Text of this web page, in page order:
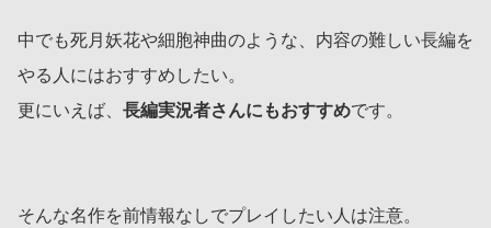
中でも死月妖花や細胞神曲のような、内容の難しい長編を
やる人にはおすすめしたい。
更にいえば、 長編実況者さんにもおすすめです。
そんな名作を前情報なしでプレイしたい人は注意。